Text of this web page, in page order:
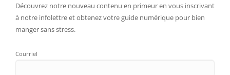
Découvrez notre nouveau contenu en primeur en vous inscrivant
à notre infolettre et obtenez votre guide numérique pour bien
manger sans stress.
Courriel